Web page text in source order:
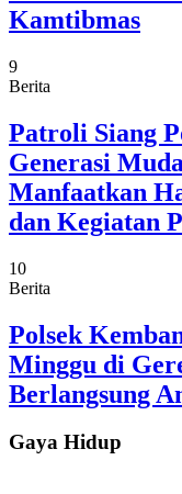
Kamtibmas
9
Berita
Patroli Siang
Generasi
Manfaatkan
dan Kegiatan
10
Berita
Polsek
Minggu di
Berlangsung
Gaya Hidup